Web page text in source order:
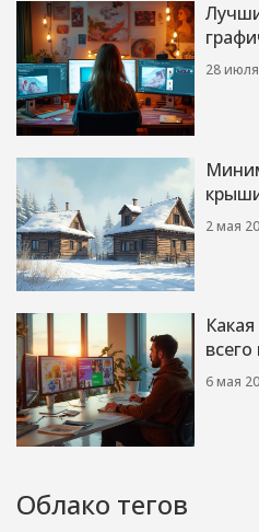
чего
28
2 мая
6 мая
Облако тегов